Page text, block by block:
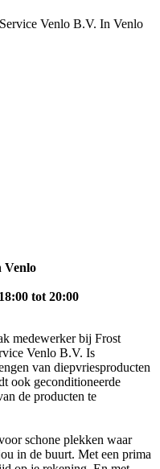
Venlo B.V. In Venlo
Venlo
tot 20:00
medewerker bij Frost
Venlo B.V. Is
van diepvriesproducten
ook geconditioneerde
de producten te
schone plekken waar
in de buurt. Met een prima